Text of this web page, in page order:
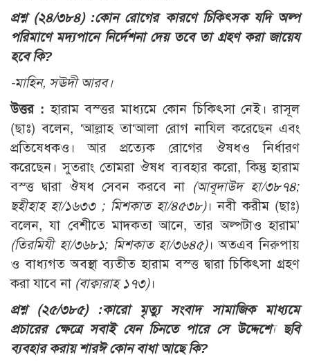
প্রশ্ন (২৪/৩৮৪) :কোন রোগের কারণে চিকিৎসক যদি অল্প
পরিমাণে মদ্যপানে নির্দেশনা দেয় তবে তা গ্রহণ করা জায়েয
হবে কি?
-মাহিন, সঊদী আরব।
উত্তর :হারাম বস্ত্তর মাধ্যমে কোন চিকিৎসা নেই। রাসূল
(ছাঃ) বলেন, ‘আল্লাহ তা‘আলা রোগ নাযিল করেছেন এবং
প্রতিষেধকও। আর প্রত্যেক রোগের ঔষধও নির্ধারণ
করেছেন। সুতরাং তোমরা ঔষধ ব্যবহার করো, কিন্তু হারাম
বস্ত্ত দ্বারা ঔষধ সেবন করবে না (আবূদাউদ হা/৩৮৭৪;
ছহীহাহ হা/১৬৩৩ ; মিশকাত হা/৪৫৩৮)। নবী করীম (ছাঃ)
বলেন, যা বেশীতে মাদকতা আনে, তার অল্পটাও হারাম’
(তিরমিযী হা/৩৬৮১; মিশকাত হা/৩৬৪৫)। অতএব নিরুপায়
ও বাধ্যগত অবস্থা ব্যতীত হারাম বস্ত্ত দ্বারা চিকিৎসা গ্রহণ
করা যাবে না (বাক্বারাহ ১৭৩)।
প্রশ্ন (২৫/৩৮৫) :কারো মৃত্যু সংবাদ সামাজিক মাধ্যমে
প্রচারের ক্ষেত্রে সবাই যেন চিনতে পারে সে উদ্দেশ্যে ছবি
ব্যবহার করায় শারঈ কোন বাধা আছে কি?